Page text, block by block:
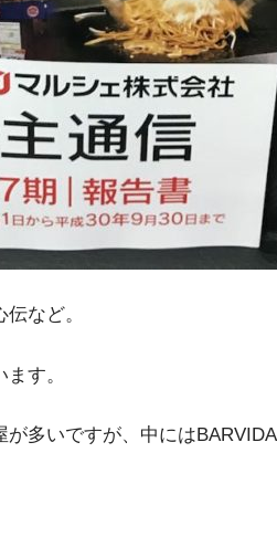
など。
す。
多いですが、中には